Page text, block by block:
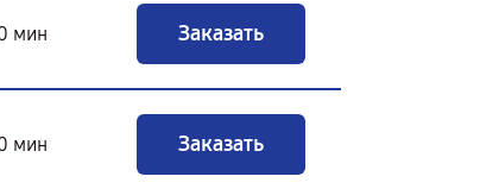
мин Заказать
мин Заказать